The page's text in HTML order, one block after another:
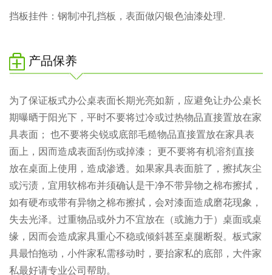
挡板挂件：钢制冲孔挡板，表面做闪银色油漆处理.
产品保养
为了保证板式办公桌表面长期光亮如新，应避免让办公桌长
期曝晒于阳光下，平时不要将过冷或过热物品直接置放在家
具表面； 也不要将尖锐或底部毛糙物品直接置放在家具表
面上，因而造成表面刮伤或掉漆； 更不要将有机溶剂直接
放在桌面上使用，造成渗透。如果家具表面脏了，擦拭灰尘
或污渍，宜用软棉布并须确认是干净不带异物之棉布擦拭，
如有硬布或带有异物之棉布擦拭，会对漆面造成磨花现象，
失去光泽。过重物品或外力不宜放在（或施力于）桌面或桌
缘，因而会造成家具重心不稳或倾斜甚至桌腿断裂。板式家
具最怕拖动，小件家私需移动时，要抬家私的底部，大件家
私最好请专业公司帮助。